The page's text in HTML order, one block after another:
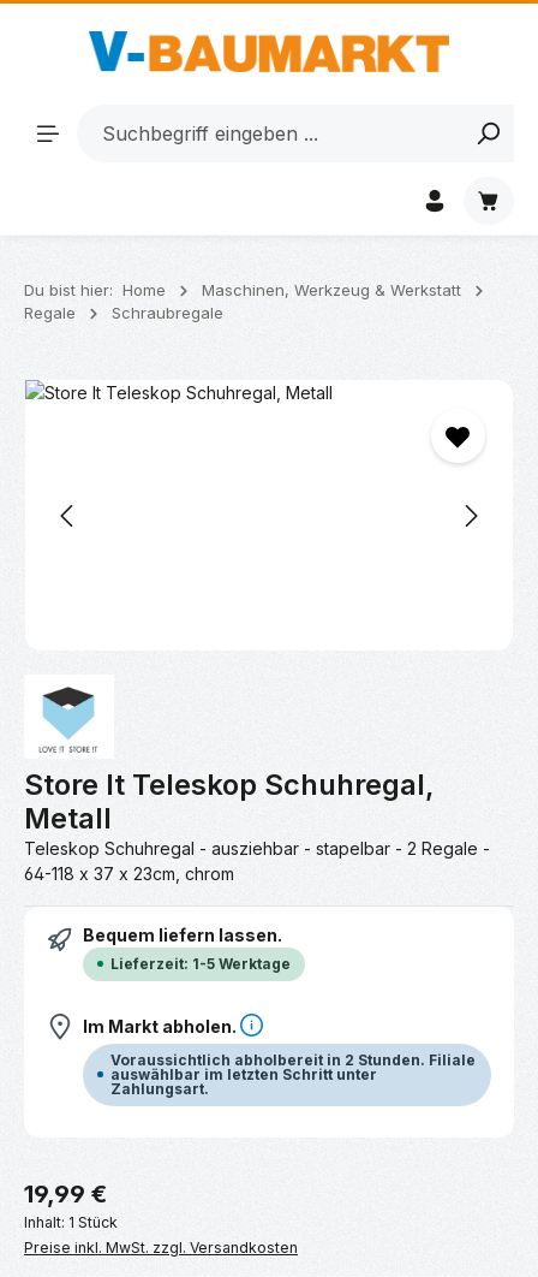
Zum Hauptinhalt springen
Du bist hier: Home
Maschinen, Werkzeug & Werkstatt
Regale
Schraubregale
Bildergalerie überspringen
Store It Teleskop Schuhregal,
Metall
Teleskop Schuhregal - ausziehbar - stapelbar - 2 Regale -
64-118 x 37 x 23cm, chrom
Bequem liefern lassen.
Lieferzeit: 1-5 Werktage
Im Markt abholen.
Voraussichtlich abholbereit in 2 Stunden. Filiale
auswählbar im letzten Schritt unter
Zahlungsart.
Regulärer Preis:
19,99 €
Inhalt: 1 Stück
Preise inkl. MwSt. zzgl. Versandkosten